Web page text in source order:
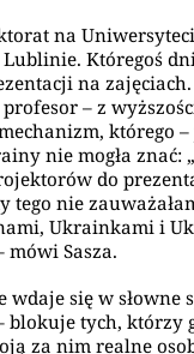
na
Któregoś
na zajęciach.
– z
którego
nie mogła znać:
do
tego nie
Ukrainkami i
mówi Sasza.
się w słowne
blokuje tych, którzy
za nim realne